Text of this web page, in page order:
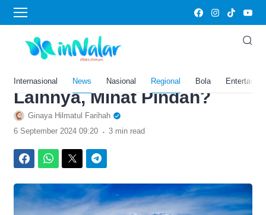
Internasional News Nasional Regional Bola
Home›News
Terbaik di Jawa Timur,
Surabaya Jadi Kota
Tersehat Diikuti 5 Kota
Lainnya, Minat Pindah?
Ginaya Hilmatul Farihah
6 September 2024 09:20 . 3 min read